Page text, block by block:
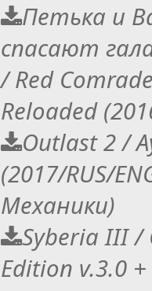
Петька и
спасают
/ Red
Reloaded
Outlast 2 /
(2017/RUS/
Механики)
Syberia III /
Edition v.3.0